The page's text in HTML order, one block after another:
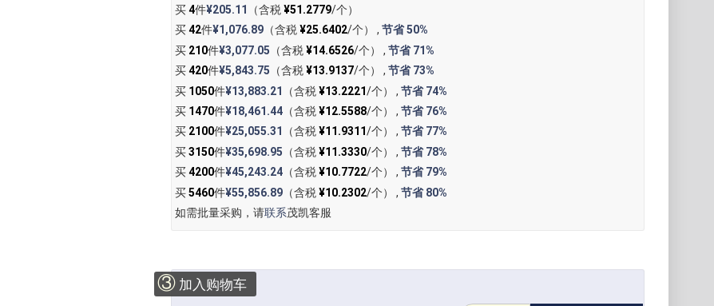
买4件¥205.11 （含税¥51.2779/个）
买42件¥1,076.89（含税¥25.6402/个） , 节省50%
买 210件¥3,077.05 （含税¥14.6526/个） , 节省71%
买420件¥5,843.75 （含税¥13.9137/个） , 节省73%
买 1050件¥13,883.21 （含税¥13.2221/个） , 节省74%
买 1470件¥18,461.44（含税¥12.5588/个） , 节省76%
买 2100件¥25,055.31 （含税¥11.9311/个） , 节省77%
买3150件¥35,698.95 （含税¥11.3330/个） , 节省78%
买4200件¥45,243.24（含税¥10.7722/个） , 节省79%
买5460件¥55,856.89（含税¥10.2302/个） , 节省80%
如需批量采购，请联系茂凯客服
③ 加入购物车